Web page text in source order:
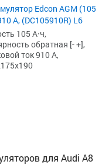
Edcon AGM (105
А, (DC105910R) L6
105 А·ч,
обратная [- +],
ток 910 А,
для Audi A8